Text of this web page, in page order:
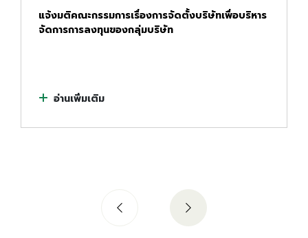
แจ้งมติคณะกรรมการเรื่องการจัดตั้งบริษัทเพื่อบริหาร
จัดการการลงทุนของกลุ่มบริษัท
อ่านเพิ่มเติม